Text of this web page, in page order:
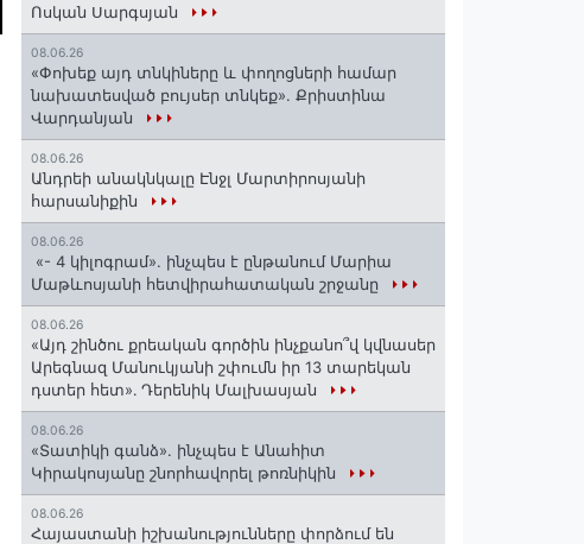
Ոսկան Սարգսյան
08.06.26
«Փոխեք այդ տնկիները և փողոցների համար
նախատեսված բույսեր տնկեք». Քրիստինա
Վարդանյան
08.06.26
Անդրեի անակնկալը Էնջլ Մարտիրոսյանի
հարսանիքին
08.06.26
«- 4 կիլոգրամ». ինչպես է ընթանում Մարիա
Մաթևոսյանի հետվիրահատական շրջանը
08.06.26
«Այդ շինծու քրեական գործին ինչքանո՞վ կվնասեր
Արեգնազ Մանուկյանի շփումն իր 13 տարեկան
դստեր հետ»․ Դերենիկ Մալխասյան
08.06.26
«Տատիկի գանձ». ինչպես է Անահիտ
Կիրակոսյանը շնորհավորել թոռնիկին
08.06.26
Հայաստանի իշխանությունները փորձում են